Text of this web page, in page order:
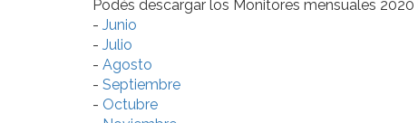
Podés descargar los Monitores mensuales
- Junio
- Julio
- Agosto
- Septiembre
- Octubre